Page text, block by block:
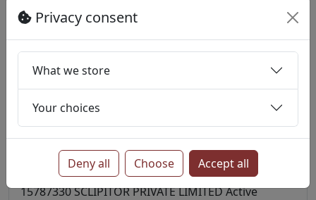
16198088
Private Limited
Company
16952955PULSARC ENERGY LIMITEDActivePrivate
Limited Company
17229681
RENEWGRIDS LTD
Company
Private Limited Company
15787330SCLIPITOR PRIVATE LIMITEDActive
Privacy consent
What we store
Your choices
Deny all Choose Accept all